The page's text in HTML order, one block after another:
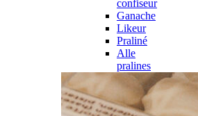
confiseur
Ganache
Likeur
Praliné
Alle
pralines